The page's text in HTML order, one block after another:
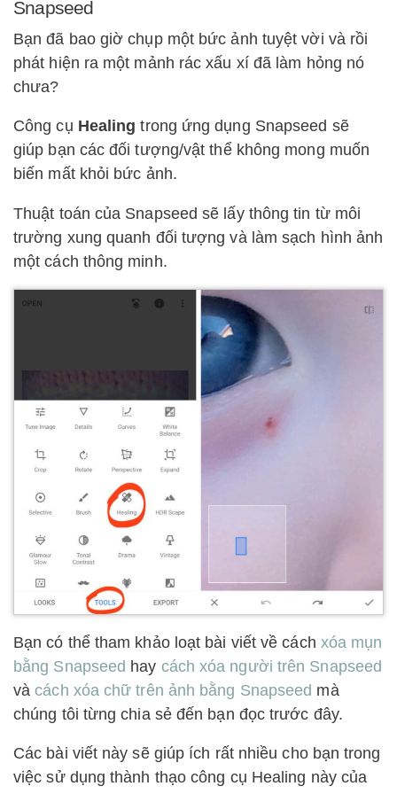
Snapseed
Bạn đã bao giờ chụp một bức ảnh tuyệt vời và rồi
phát hiện ra một mảnh rác xấu xí đã làm hỏng nó
chưa?
Công cụ Healing trong ứng dụng Snapseed sẽ
giúp bạn các đối tượng/vật thể không mong muốn
biến mất khỏi bức ảnh.
Thuật toán của Snapseed sẽ lấy thông tin từ môi
trường xung quanh đối tượng và làm sạch hình ảnh
một cách thông minh.
Bạn có thể tham khảo loạt bài viết về cách xóa mụn
bằng Snapseed hay cách xóa người trên Snapseed
vàcách xóa chữ trên ảnh bằng Snapseed mà
chúng tôi từng chia sẻ đến bạn đọc trước đây.
Các bài viết này sẽ giúp ích rất nhiều cho bạn trong
việc sử dụng thành thạo công cụ Healing này của